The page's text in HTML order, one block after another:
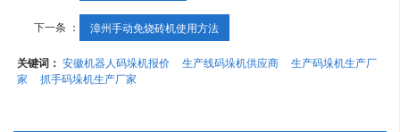
下一条 ： 漳州手动免烧砖机使用方法
关键词：安徽机器人码垛机报价 生产线码垛机供应商
生产码垛机生产厂
家
抓手码垛机生产厂家